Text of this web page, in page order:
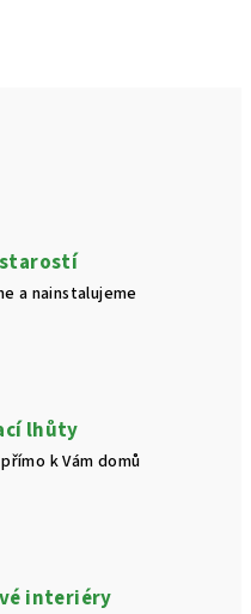
starostí
a nainstalujeme
lhůty
k Vám domů
interiéry